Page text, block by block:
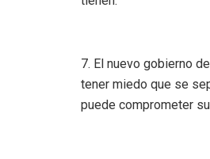
7. El nuevo gobierno
tener miedo que se
puede comprometer